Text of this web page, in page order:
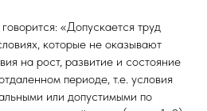
«Допускается труд
которые не оказывают
на рост, развитие и состояние
периоде, т.е. условия
или допустимыми по